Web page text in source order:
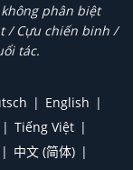
không phân biệt
/ Cựu chiến binh /
tác.
English
Tiếng Việt
中文 (简体)